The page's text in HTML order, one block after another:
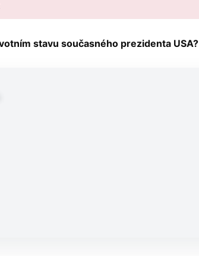
stavu současného prezidenta USA?